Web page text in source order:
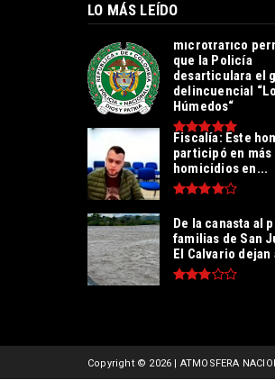
LO MÁS LEÍDO
Operación
microtráfico
que la Policía
desarticulara el
delincuencial
Húmedos“
Fiscalía: Este
participó en más
homicidios en...
De la canasta al
familias de San
El Calvario dejan
Copyright © 2026 | ATMOSFERA